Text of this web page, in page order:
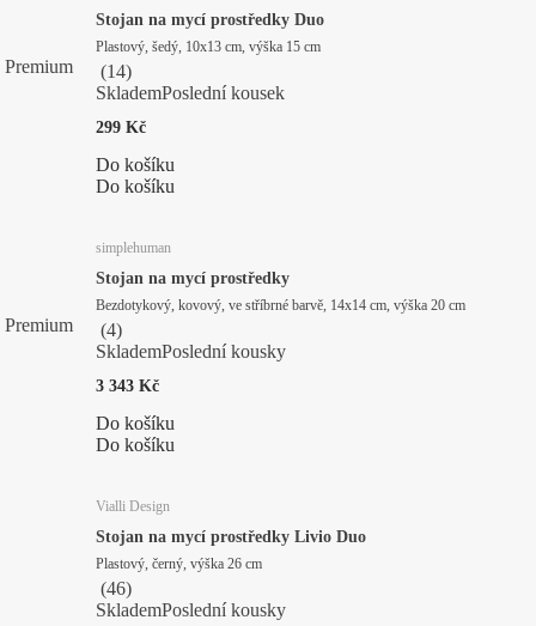
Premium
Stojan na mycí prostředky Duo
Plastový, šedý, 10x13 cm, výška 15 cm
(14)
SklademPoslední kousek
299 Kč
Do košíku
Do košíku
Premium
simplehuman
Stojan na mycí prostředky
Bezdotykový, kovový, ve stříbrné barvě, 14x14 cm, výška 20 cm
(4)
SklademPoslední kousky
3 343 Kč
Do košíku
Do košíku
Vialli Design
Stojan na mycí prostředky Livio Duo
Plastový, černý, výška 26 cm
(46)
SklademPoslední kousky